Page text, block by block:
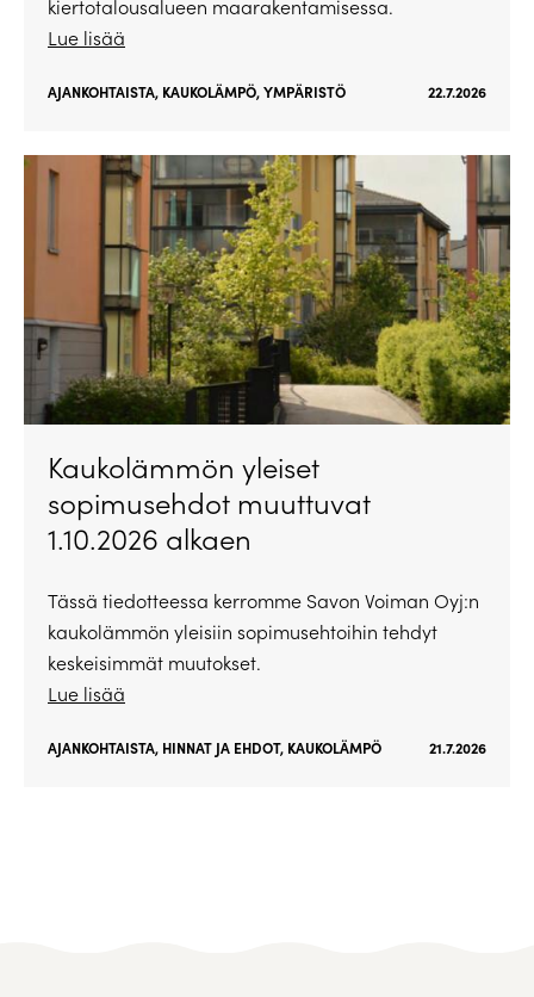
kiertotalousalueen maarakentamisessa.
Lue lisää
AJANKOHTAISTA, KAUKOLÄMPÖ,YMPÄRISTÖ 22.7.2026
Kaukolämmön yleiset
sopimusehdot muuttuvat
1.10.2026 alkaen
Tässä tiedotteessa kerromme Savon Voiman Oyj:n
kaukolämmön yleisiin sopimusehtoihin tehdyt
keskeisimmät muutokset.
Lue lisää
AJANKOHTAISTA, HINNAT JA EHDOT, KAUKOLÄMPÖ 21.7.2026